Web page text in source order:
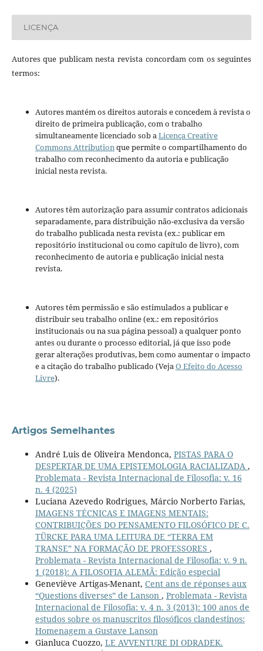
LICENÇA
Autores que publicam nesta revista concordam com os seguintes
termos:
Autores mantém os direitos autorais e concedem à revista o
direito de primeira publicação, com o trabalho
simultaneamente licenciado sob aLicença Creative
Commons Attributionque permite o compartilhamento do
trabalho com reconhecimento da autoria e publicação
inicial nesta revista.
Autores têm autorização para assumir contratos adicionais
separadamente, para distribuição não-exclusiva da versão
do trabalho publicada nesta revista (ex.: publicar em
repositório institucional ou como capítulo de livro), com
reconhecimento de autoria e publicação inicial nesta
revista.
Autores têm permissão e são estimulados a publicar e
distribuir seu trabalho online (ex.: em repositórios
institucionais ou na sua página pessoal) a qualquer ponto
antes ou durante o processo editorial, já que isso pode
gerar alterações produtivas, bem como aumentar o impacto
e a citação do trabalho publicado (VejaO Efeito do Acesso
Livre).
Artigos Semelhantes
André Luis de Oliveira Mendonca, PISTAS PARA O
DESPERTAR DE UMA EPISTEMOLOGIA RACIALIZADA ,
Problemata - Revista Internacional de Filosofia: v. 16
n. 4 (2025)
Luciana Azevedo Rodrigues, Márcio Norberto Farias,
IMAGENS TÉCNICAS E IMAGENS MENTAIS:
CONTRIBUIÇÕES DO PENSAMENTO FILOSÓFICO DE C.
TÜRCKE PARA UMA LEITURA DE “TERRA EM
TRANSE” NA FORMAÇÃO DE PROFESSORES ,
Problemata - Revista Internacional de Filosofia: v. 9 n.
1 (2018): A FILOSOFIA ALEMÃ: Edição especial
Geneviève Artigas-Menant, Cent ans de réponses aux
“Questions diverses” de Lanson , Problemata - Revista
Internacional de Filosofia: v. 4 n. 3 (2013): 100 anos de
estudos sobre os manuscritos filosóficos clandestinos:
Homenagem a Gustave Lanson
Gianluca Cuozzo, LE AVVENTURE DI ODRADEK.